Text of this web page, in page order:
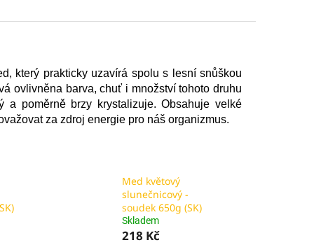
který prakticky uzavírá spolu s lesní snůškou
ovlivněna barva, chuť i množství tohoto druhu
a poměrně brzy krystalizuje. Obsahuje velké
za zdroj energie pro náš organizmus.
Med květový
slunečnicový -
soudek 650g (SK)
Skladem
218 Kč